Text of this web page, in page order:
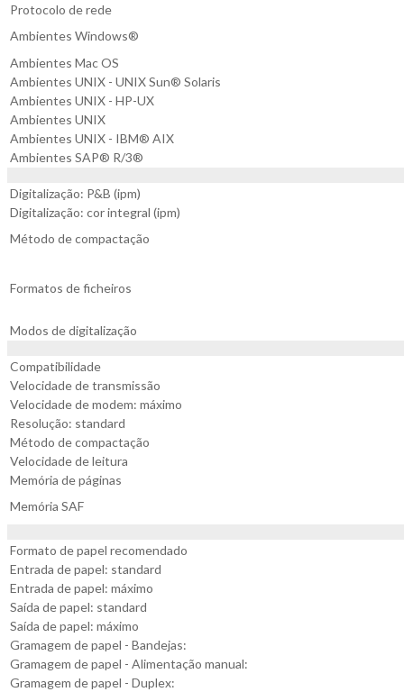
Protocolo de rede
Ambientes Windows®
Ambientes Mac OS
Ambientes UNIX - UNIX Sun® Solaris
Ambientes UNIX - HP-UX
Ambientes UNIX
Ambientes UNIX - IBM® AIX
Ambientes SAP® R/3®
Digitalização: P&B (ipm)
Digitalização: cor integral (ipm)
Método de compactação
Formatos de ficheiros
Modos de digitalização
Compatibilidade
Velocidade de transmissão
Velocidade de modem: máximo
Resolução: standard
Método de compactação
Velocidade de leitura
Memória de páginas
Memória SAF
Formato de papel recomendado
Entrada de papel: standard
Entrada de papel: máximo
Saída de papel: standard
Saída de papel: máximo
Gramagem de papel - Bandejas:
Gramagem de papel - Alimentação manual:
Gramagem de papel - Duplex: